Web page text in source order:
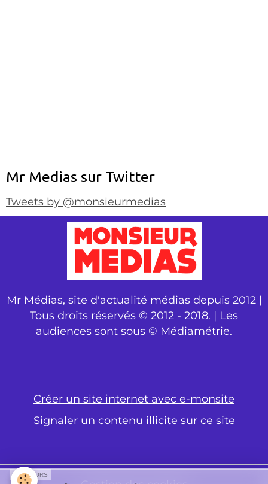
Mr Medias sur Twitter
Tweets by @monsieurmedias
Mr Médias, site d'actualité médias depuis 2012 |
Tous droits réservés © 2012 - 2018. | Les
audiences sont sous © Médiamétrie.
Créer un site internet avec e-monsite
Signaler un contenu illicite sur ce site
SPONSORS